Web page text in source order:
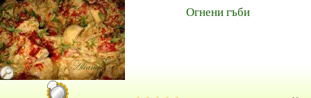
Огнени гъби